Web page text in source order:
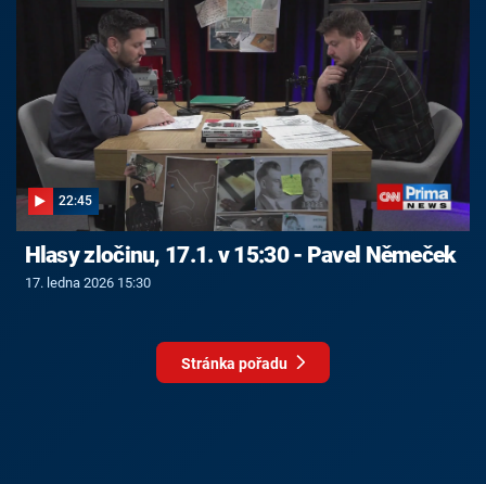
22:45
Hlasy zločinu, 17.1. v 15:30 - Pavel Němeček
17. ledna 2026 15:30
Stránka pořadu